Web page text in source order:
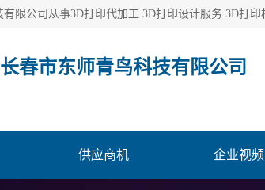
长春市东师青鸟科技有限公司
供应商机 企业视频